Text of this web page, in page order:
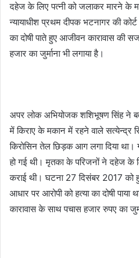
l
दहेज के लिए पत्नी को जलाकर मारने के
न्यायाधीश प्रथम दीपक भटनागर की
का दोषी पाते हुए आजीवन कारावास की
हजार का जुर्माना भी लगाया है।
अपर लोक अभियोजक शशिभूषण सिंह ने
में किराए के मकान में रहने वाले सत्येन्द्र
किरोसिन तेल छिड़क आग लगा दिया था।
हो गई थी। मृतका के परिजनों ने दहेज
कराई थी। घटना 27 दिसंबर 2017 को
आधार पर आरोपी को हत्या का दोषी
कारावास के साथ पचास हजार रुपए का